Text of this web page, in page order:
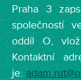
Praha 3
společností
oddíl O,
Kontaktní
je: